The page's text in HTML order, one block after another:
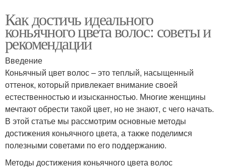
Как достичь идеального
коньячного цвета волос: советы и
рекомендации
Введение
Коньячный цвет волос – это теплый, насыщенный
оттенок, который привлекает внимание своей
естественностью и изысканностью. Многие женщины
мечтают обрести такой цвет, но не знают, с чего начать.
В этой статье мы рассмотрим основные методы
достижения коньячного цвета, а также поделимся
полезными советами по его поддержанию.
Методы достижения коньячного цвета волос